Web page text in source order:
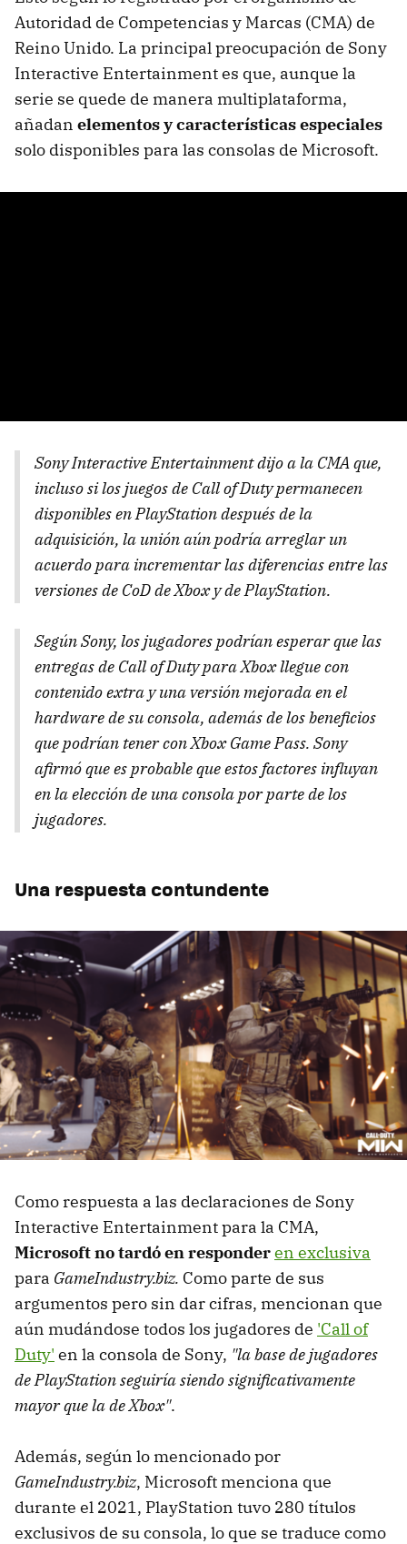
Autoridad de Competencias y Marcas (CMA) de
Reino Unido. La principal preocupación de Sony
Interactive Entertainment es que, aunque la
serie se quede de manera multiplataforma,
añadan elementos y características especiales
solo disponibles para las consolas de Microsoft.
Sony Interactive Entertainment dijo a la CMA que,
incluso si los juegos de Call of Duty permanecen
disponibles en PlayStation después de la
adquisición, la unión aún podría arreglar un
acuerdo para incrementar las diferencias entre las
versiones de CoD de Xbox y de PlayStation.
Según Sony, los jugadores podrían esperar que las
entregas de Call of Duty para Xbox llegue con
contenido extra y una versión mejorada en el
hardwarede su consola, además de los beneficios
que podrían tener con Xbox Game Pass. Sony
afirmó que es probable que estos factores influyan
en la elección de una consola por parte de los
jugadores.
Una respuesta contundente
Como respuesta a las declaraciones de Sony
Interactive Entertainment para la CMA,
Microsoft no tardó en responderen exclusiva
para GameIndustry.biz. Como parte de sus
argumentos pero sin dar cifras, mencionan que
aún mudándose todos los jugadores de 'Call of
Duty' en la consola de Sony, "la base de jugadores
de PlayStation seguiría siendo significativamente
mayor que la de Xbox".
Además, según lo mencionado por
GameIndustry.biz, Microsoft menciona que
durante el 2021, PlayStation tuvo 280 títulos
exclusivos de su consola, lo que se traduce como